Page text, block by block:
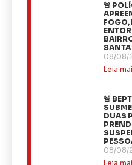
🚨
FOGO,
SANTA
08/08/
Leia
🚨
DUAS
08/08/
Leia